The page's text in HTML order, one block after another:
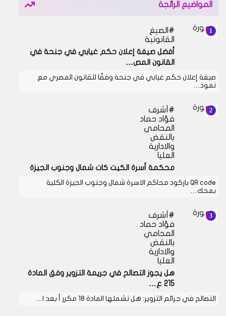
المواضيع الرائجة
الصيغ
القانونية
أفضل صيغة إعلان حكم غيابي في جنحة في
القانون المص…
صيغة إعلان حكم غيابي في جنحة وفقًا للقانون المصري مع
نموذ…
أشرف
فؤاد حماد
المحامي
بالنقض
والادارية
العليا
محكمة أسرة الكيت كات شمال وجنوب الجيزة
QR code باركود محاكم الاسرة شمال وجنوب الجيزة الكلية
بمحك…
أشرف
فؤاد حماد
المحامي
بالنقض
والادارية
العليا
هل يجوز التصالح في جريمة التزوير وفق المادة
215 ع…
التصالح في جرائم التزوير: هل تشملها المادة 18 مكرر أ بعد ا…